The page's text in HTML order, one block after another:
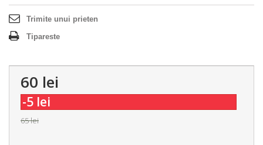
Trimite unui prieten
Tipareste
60 lei
-5 lei
65 lei